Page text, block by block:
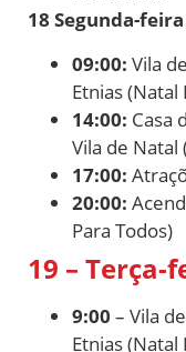
18 Segunda-feira
09:00: Vila
Etnias (Natal
14:00: Casa
Vila de Natal
17:00:
20:00:
Para Todos)
19 – Terça-
9:00 – Vila
Etnias (Natal